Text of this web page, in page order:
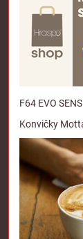
F64 EVO
Konvičky